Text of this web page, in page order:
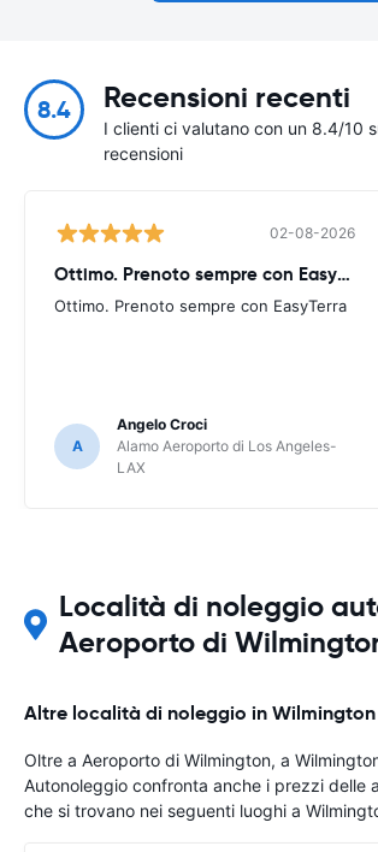
8.4 Recensioni recenti
I clienti ci valutano con un 8.4/10
recensioni
02-08-2026
Ottimo. Prenoto sempre con EasyTerra
Ottimo. Prenoto sempre con EasyTerra
A
Angelo Croci
Alamo Aeroporto di Los Angeles-
LAX
Località di noleggio
Aeroporto di
Altre località di noleggio in Wilmington
Oltre a Aeroporto di Wilmington, a
Autonoleggio confronta anche i prezzi delle
che si trovano nei seguenti luoghi a